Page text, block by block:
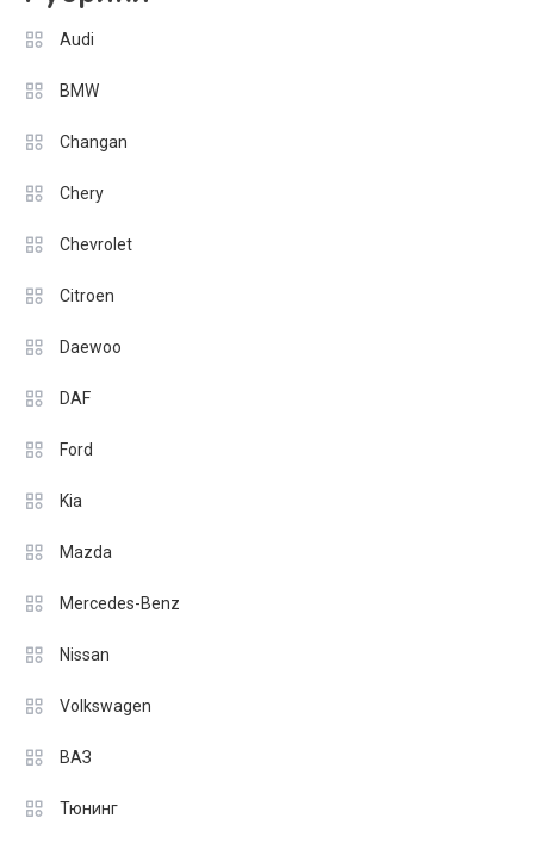
Audi
BMW
Changan
Chery
Chevrolet
Citroen
Daewoo
DAF
Ford
Kia
Mazda
Mercedes-Benz
Nissan
Volkswagen
ВАЗ
Тюнинг